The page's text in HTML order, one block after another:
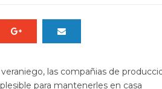
las compañias de
para mantenerles en casa